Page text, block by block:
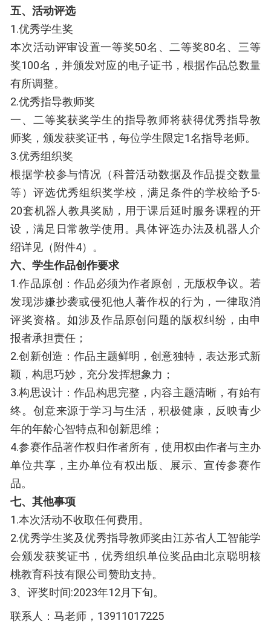
五、活动评选
1.优秀学生奖
本次活动评审设置一等奖50名、二等奖80名、三等
奖100名，并颁发对应的电子证书，根据作品总数量
有所调整。
2.优秀指导教师奖
一、二等奖获奖学生的指导教师将获得优秀指导教
师奖，颁发获奖证书，每位学生限定1名指导老师。
3.优秀组织奖
根据学校参与情况（科普活动数据及作品提交数量
等）评选优秀组织奖学校，满足条件的学校给予5-
20套机器人教具奖励，用于课后延时服务课程的开
设，满足日常教学使用。具体评选办法及机器人介
绍详见（附件4）。
六、学生作品创作要求
1.作品原创：作品必须为作者原创，无版权争议。若
发现涉嫌抄袭或侵犯他人著作权的行为，一律取消
评奖资格。如涉及作品原创问题的版权纠纷，由申
报者承担责任；
2.创新创造：作品主题鲜明，创意独特，表达形式新
颖，构思巧妙，充分发挥想象力；
3.构思设计：作品构思完整，内容主题清晰，有始有
终。创意来源于学习与生活，积极健康，反映青少
年的年龄心智特点和创新思维；
4.参赛作品著作权归作者所有，使用权由作者与主办
单位共享，主办单位有权出版、展示、宣传参赛作
品。
七、其他事项
1.本次活动不收取任何费用。
2.优秀学生奖及优秀指导教师奖由江苏省人工智能学
会颁发获奖证书，优秀组织单位奖品由北京聪明核
桃教育科技有限公司赞助支持。
3、评奖时间:2023年12月下旬。
联系人：马老师，13911017225